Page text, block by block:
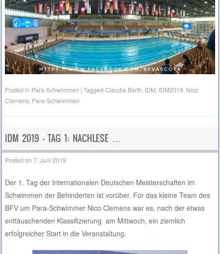
Posted in Para-Schwimmen |TaggedClaudia Barth IDM IDM2019 Nico
Clemens Para-Schwimmen
IDM 2019 – TAG 1: NACHLESE …
Posted on7. Juni 2019
Der 1. Tag der Internationalen Deutschen Meisterschaften im
Schwimmen der Behinderten ist vorüber. Für das kleine Team des
BFV um Para-Schwimmer Nico Clemens war es, nach der etwas
enttäuschenden Klassifizierung am Mittwoch, ein ziemlich
erfolgreicher Start in die Veranstaltung.